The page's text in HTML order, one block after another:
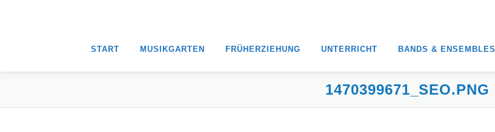
START MUSIKGARTEN FRÜHERZIEHUNG UNTERRICHT BANDS & ENSEMBLES
1470399671_SEO.PNG